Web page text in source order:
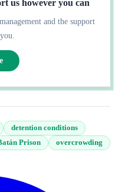
us however you can
and the support
detention conditions
Prison
overcrowding